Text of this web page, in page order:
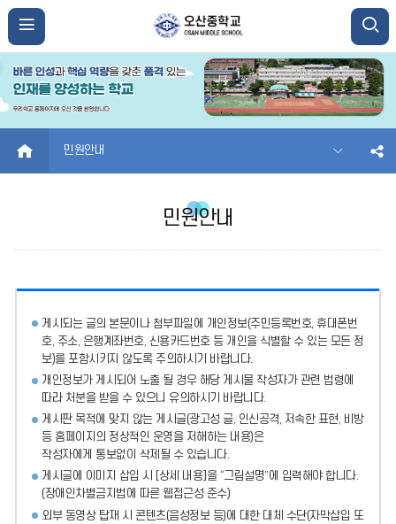
HOME 민원안내
민원안내
게시되는 글의 본문이나 첨부파일에
개인정보(주민등록번호, 휴대폰번
호, 주소, 은행계좌번호, 신용카드번호 등 개인을 식별할 수 있는 모든 정
보)를 포함시키지 않도록 주의하시기 바랍니다.
개인정보가 게시되어 노출 될 경우 해당 게시물 작성자가 관련 법령에
따라 처분을 받을 수 있으니 유의하시기 바랍니다.
게시판 목적에 맞지 않는 게시글(광고성 글, 인신공격, 저속한 표현, 비방
등 홈페이지의 정상적인 운영을 저해하는 내용)은
작성자에게 통보없이 삭제될 수 있습니다.
게시글에 이미지 삽입 시 [상세 내용]을 “그림설명”에 입력해야 합니다.
(장애인차별금지법에 따른 웹접근성 준수)
외부 동영상 탑재 시 콘텐츠(음성정보 등)에 대한 대체 수단(자막삽입 또